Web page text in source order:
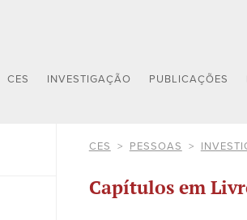
CES INVESTIGAÇÃO PUBLICAÇÕES
CES PESSOAS
Capítulos em